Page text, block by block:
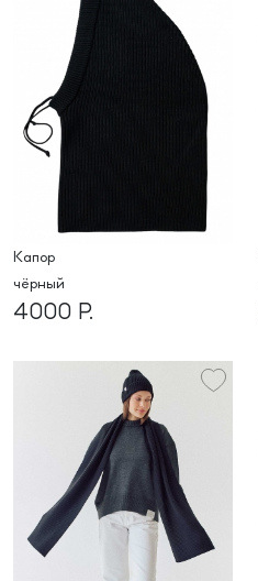
капор
чёрный
4000 Р.